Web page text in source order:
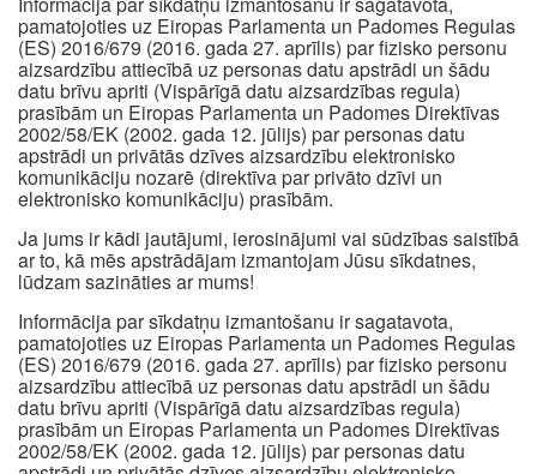
pamatojoties uz Eiropas Parlamenta un Padomes Regulas
(ES) 2016/679 (2016. gada 27. aprīlis) par fizisko personu
aizsardzību attiecībā uz personas datu apstrādi un šādu
datu brīvu apriti (Vispārīgā datu aizsardzības regula)
prasībām un Eiropas Parlamenta un Padomes Direktīvas
2002/58/EK (2002. gada 12. jūlijs) par personas datu
apstrādi un privātās dzīves aizsardzību elektronisko
komunikāciju nozarē (direktīva par privāto dzīvi un
elektronisko komunikāciju) prasībām.
Ja jums ir kādi jautājumi, ierosinājumi vai sūdzības saistībā
ar to, kā mēs apstrādājam izmantojam Jūsu sīkdatnes,
lūdzam sazināties ar mums!
Informācija par sīkdatņu izmantošanu ir sagatavota,
pamatojoties uz Eiropas Parlamenta un Padomes Regulas
(ES) 2016/679 (2016. gada 27. aprīlis) par fizisko personu
aizsardzību attiecībā uz personas datu apstrādi un šādu
datu brīvu apriti (Vispārīgā datu aizsardzības regula)
prasībām un Eiropas Parlamenta un Padomes Direktīvas
2002/58/EK (2002. gada 12. jūlijs) par personas datu